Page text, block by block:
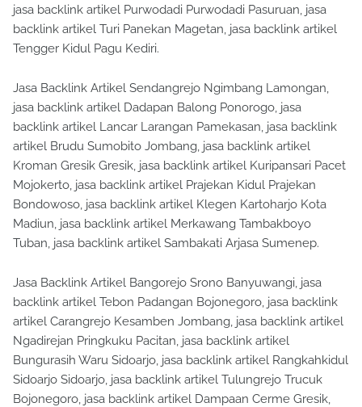
jasa backlink artikel Purwodadi Purwodadi Pasuruan, jasa
backlink artikel Turi Panekan Magetan, jasa backlink artikel
Tengger Kidul Pagu Kediri.
Jasa Backlink Artikel Sendangrejo Ngimbang Lamongan,
jasa backlink artikel Dadapan Balong Ponorogo, jasa
backlink artikel Lancar Larangan Pamekasan, jasa backlink
artikel Brudu Sumobito Jombang, jasa backlink artikel
Kroman Gresik Gresik, jasa backlink artikel Kuripansari Pacet
Mojokerto, jasa backlink artikel Prajekan Kidul Prajekan
Bondowoso, jasa backlink artikel Klegen Kartoharjo Kota
Madiun, jasa backlink artikel Merkawang Tambakboyo
Tuban, jasa backlink artikel Sambakati Arjasa Sumenep.
Jasa Backlink Artikel Bangorejo Srono Banyuwangi, jasa
backlink artikel Tebon Padangan Bojonegoro, jasa backlink
artikel Carangrejo Kesamben Jombang, jasa backlink artikel
Ngadirejan Pringkuku Pacitan, jasa backlink artikel
Bungurasih Waru Sidoarjo, jasa backlink artikel Rangkahkidul
Sidoarjo Sidoarjo, jasa backlink artikel Tulungrejo Trucuk
Bojonegoro, jasa backlink artikel Dampaan Cerme Gresik,